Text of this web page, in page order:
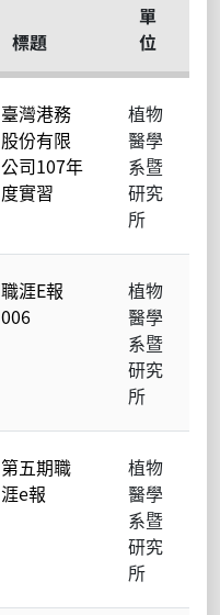
標題
單
位
臺灣港務
股份有限
公司107年
度實習
植物
醫學
系暨
研究
所
職涯E報
006
植物
醫學
系暨
研究
所
第五期職
涯e報
植物
醫學
系暨
研究
所